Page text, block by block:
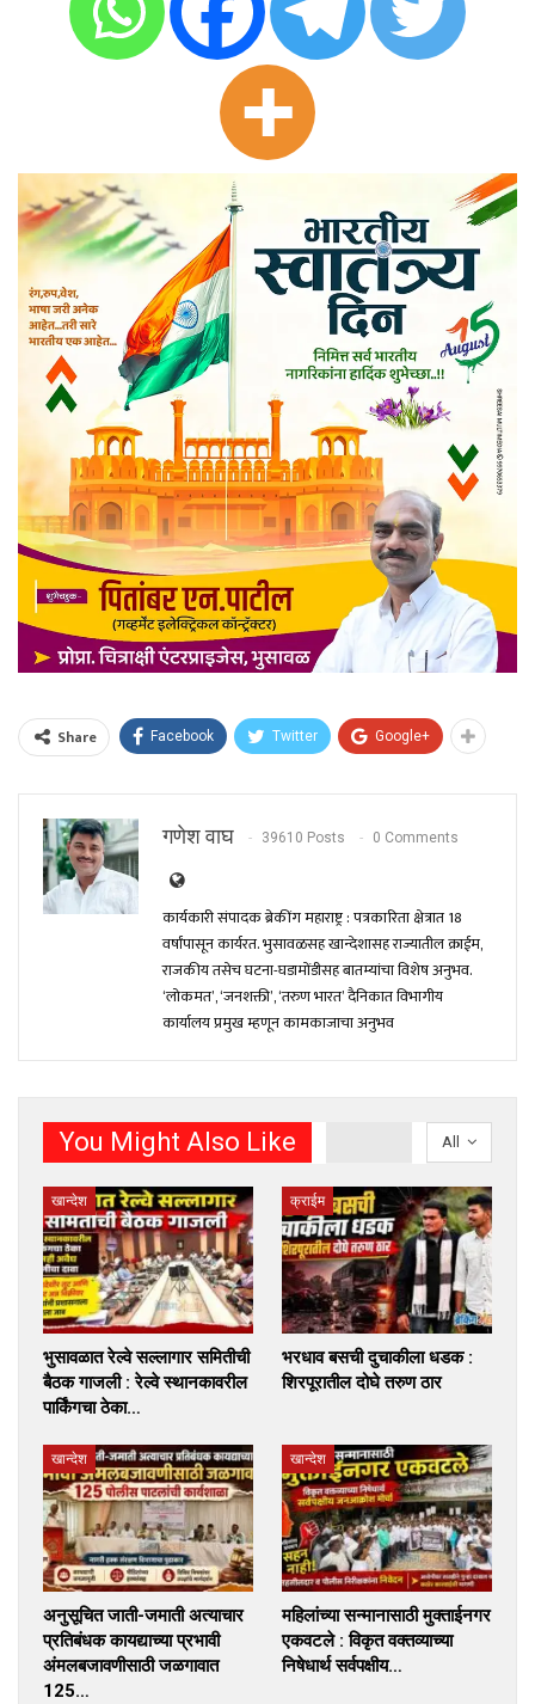
Share Facebook Twitter Google+
गणेश वाघ 39610 Posts 0 Comments
कार्यकारी संपादक ब्रेकींग महाराष्ट्र : पत्रकारिता क्षेत्रात 18
वर्षांपासून कार्यरत. भुसावळसह खान्देशासह राज्यातील क्राईम,
राजकीय तसेच घटना-घडामोंडीसह बातम्यांचा विशेष अनुभव.
‘लोकमत’, ‘जनशक्ती’, ‘तरुण भारत’ दैनिकात विभागीय
कार्यालय प्रमुख म्हणून कामकाजाचा अनुभव
All
You Might Also Like
खान्देश
भुसावळात रेल्वे सल्लागार समितीची
बैठक गाजली : रेल्वे स्थानकावरील
पार्किंगचा ठेका…
क्राईम
भरधाव बसची दुचाकीला धडक :
शिरपूरातील दोघे तरुण ठार
खान्देश
अनुसूचित जाती-जमाती अत्याचार
प्रतिबंधक कायद्याच्या प्रभावी
अंमलबजावणीसाठी जळगावात
125…
खान्देश
महिलांच्या सन्मानासाठी मुक्ताईनगर
एकवटले : विकृत वक्तव्याच्या
निषेधार्थ सर्वपक्षीय…